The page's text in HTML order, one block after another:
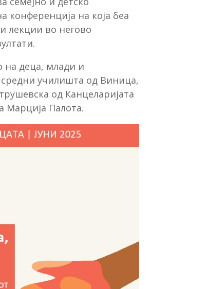
на која беа
лекции во негово
на деца, млади и
училишта од Виница,
од Канцеларијата
Марција Палота.